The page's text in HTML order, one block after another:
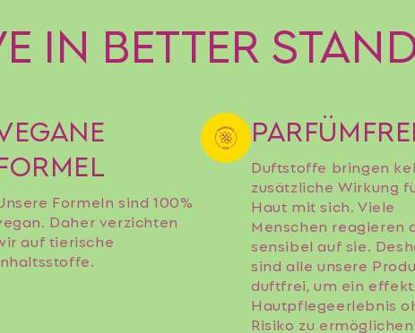
IN BETTER
Formeln sind 100%
Daher verzichten
auf tierische
PARFÜMFREI
Duftstoffe bringen
zusätzliche Wirkung
Haut mit sich. Viele
Menschen reagieren
sensibel auf sie.
sind alle unsere
duftfrei, um ein
Hautpflegeerlebnis
Risiko zu